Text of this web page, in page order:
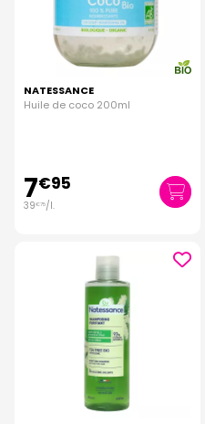
NATESSANCE
Huile de coco 200ml
7€95
39€75/l.